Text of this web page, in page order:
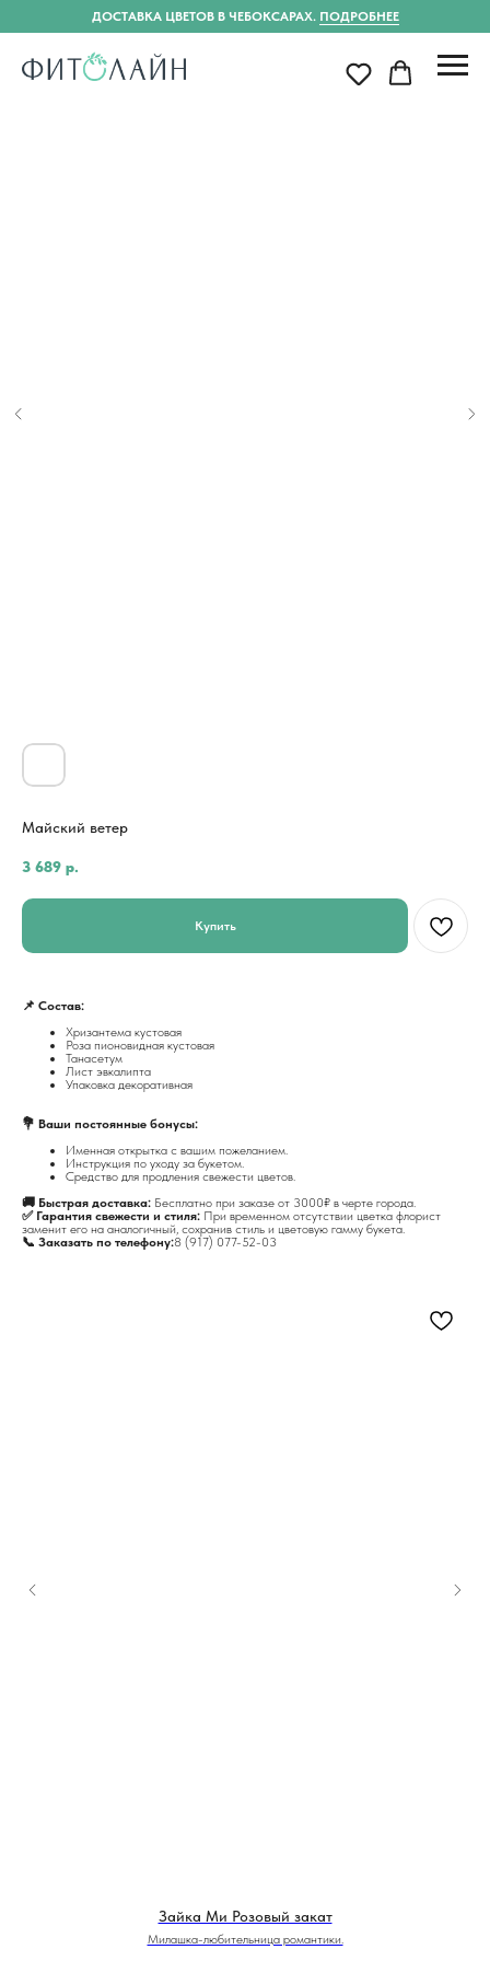
ДОСТАВКА ЦВЕТОВ В ЧЕБОКСАРАХ. ПОДРОБНЕЕ
Майский ветер
3 689 р.
Купить
📌 Состав:
Хризантема кустовая
Роза пионовидная кустовая
Танасетум
Лист эвкалипта
Упаковка декоративная
💐 Ваши постоянные бонусы:
Именная открытка с вашим пожеланием.
Инструкция по уходу за букетом.
Средство для продления свежести цветов.
🚚 Быстрая доставка: Бесплатно при заказе от 3000₽ в черте города.
✅ Гарантия свежести и стиля: При временном отсутствии цветка флорист
заменит его на аналогичный, сохранив стиль и цветовую гамму букета.
📞 Заказать по телефону:8 (917) 077-52-03
Зайка Ми Розовый закат
Милашка-любительница романтики.